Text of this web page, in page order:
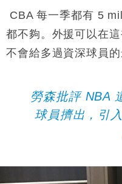
CBA每一季都有 5
都不夠。外援可以在
不會給多過資深球員的
勞森批評 NBA
球員擠出，引